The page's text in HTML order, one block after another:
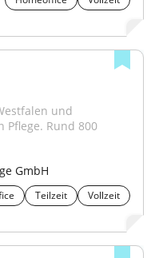
und
Rund 800
GmbH
Teilzeit
Vollzeit